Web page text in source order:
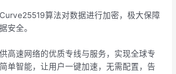
算法对数据进行加密，极大保障
安全。
高速网络的优质专线与服务，实现全球专
单智能，让用户一键加速，无需配置，告